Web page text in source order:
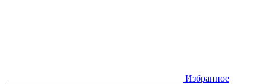
Избранное